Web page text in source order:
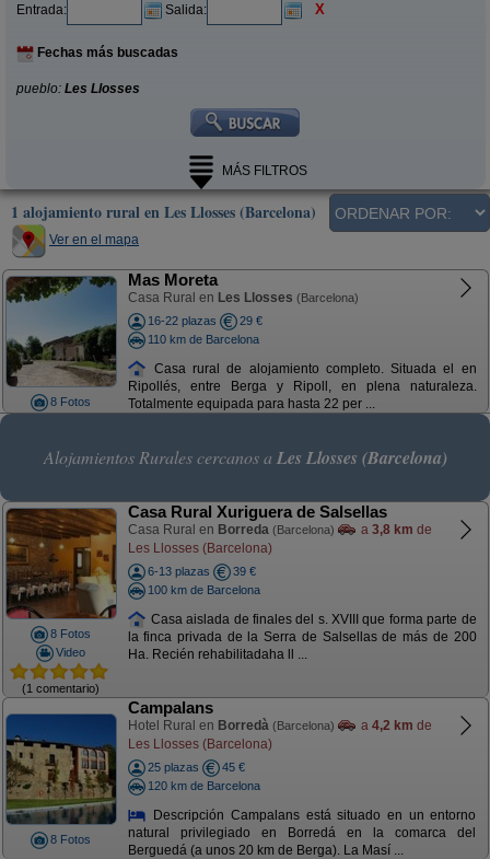
Entrada: Salida: X
Fechas más buscadas
pueblo: Les Llosses
MÁS FILTROS
1 alojamiento rural en Les Llosses (Barcelona)
Ver en el mapa
8 Fotos
Mas Moreta
Casa Rural en Les Llosses (Barcelona)
16-22 plazas
29 €
110 km de Barcelona
Casa rural de alojamiento completo. Situada el en
Ripollés, entre Berga y Ripoll, en plena naturaleza.
Totalmente equipada para hasta 22 per ...
Alojamientos Rurales cercanos a Les Llosses (Barcelona)
8 Fotos
Video
(1 comentario)
Casa Rural Xuriguera de Salsellas
Casa Rural en Borreda (Barcelona) a 3,8 km de
Les Llosses (Barcelona)
6-13 plazas
39 €
100 km de Barcelona
Casa aislada de finales del s. XVIII que forma parte de
la finca privada de la Serra de Salsellas de más de 200
Ha. Recién rehabilitadaha ll ...
8 Fotos
Campalans
Hotel Rural en Borredà (Barcelona) a 4,2 km de
Les Llosses (Barcelona)
25 plazas
45 €
120 km de Barcelona
Descripción Campalans está situado en un entorno
natural privilegiado en Borredá en la comarca del
Berguedá (a unos 20 km de Berga). La Masí ...